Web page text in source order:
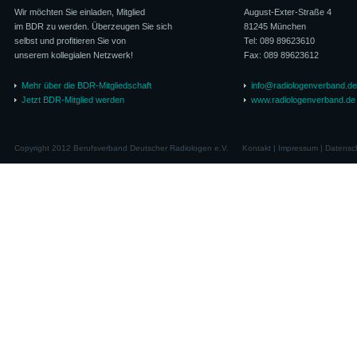
Wir möchten Sie einladen, Mitglied
im BDR zu werden. Überzeugen Sie sich
selbst und profitieren Sie von
unserem kollegialen Netzwerk!
Mehr über die BDR-Mitgliedschaft
Jetzt BDR-Mitglied werden
August-Exter-Straße 4
81245 München
Tel: 089 89623610
Fax: 089 89623612
info@radiologenverband.de
www.radiologenverband.de
Copyright 2012 Berufsverband Deutscher Radiologen e.V. Kontakt| Impressum|